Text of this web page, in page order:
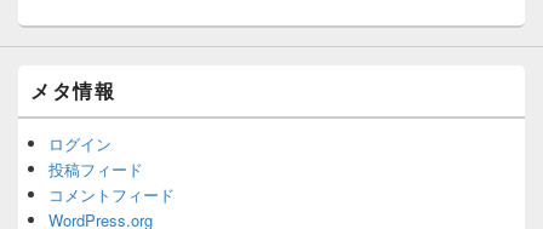
メタ情報
ログイン
投稿フィード
コメントフィード
WordPress.org